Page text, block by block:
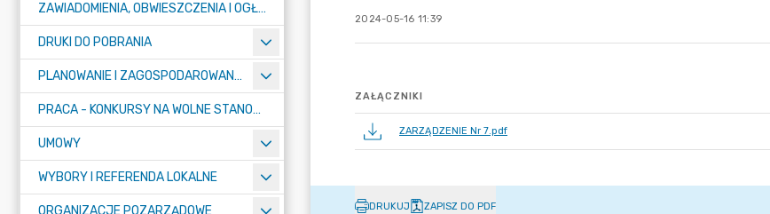
ZAWIADOMIENIA, OBWIESZCZENIA I OGŁOSZENIA
DRUKI DO POBRANIA
PLANOWANIE I ZAGOSPODAROWANIE PRZESTRZENNE
PRACA - KONKURSY NA WOLNE STANOWISKA
UMOWY
WYBORY I REFERENDA LOKALNE
ORGANIZACJE POZARZĄDOWE
2024-05-16 11:39
ZAŁĄCZNIKI
ZARZĄDZENIE Nr 7.pdf
DRUKUJ ZAPISZ DO PDF